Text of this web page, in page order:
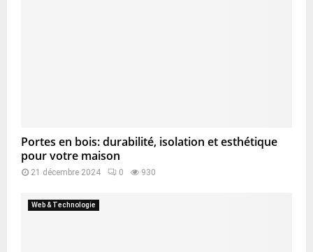
Portes en bois: durabilité, isolation et esthétique
pour votre maison
21 décembre 2024 0 930
Web & Technologie